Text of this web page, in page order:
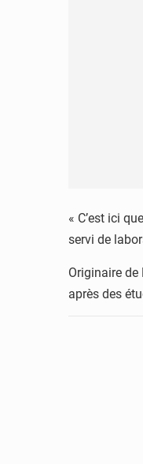
« C’est ici
servi de
Originaire de
après des